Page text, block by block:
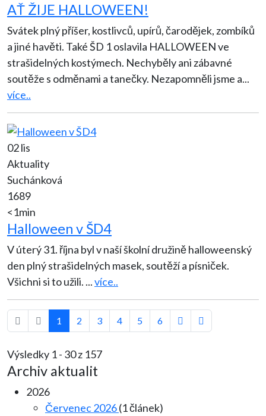
AŤ ŽIJE HALLOWEEN!
Svátek plný příšer, kostlivců, upírů, čarodějek, zombíků
a jiné havěti. Také ŠD 1 oslavila HALLOWEEN ve
strašidelných kostýmech. Nechyběly ani zábavné
soutěže s odměnami a tanečky. Nezapomněli jsme a...
více..
02 lis
Aktuality
Suchánková
1689
<1min
Halloween v ŠD4
V úterý 31. října byl v naší školní družině halloweenský
den plný strašidelných masek, soutěží a písniček.
Všichni si to užili. ...více..
1 2 3 4 5 6
Výsledky 1 - 30 z 157
Archiv aktualit
2026
Červenec 2026(1 článek)